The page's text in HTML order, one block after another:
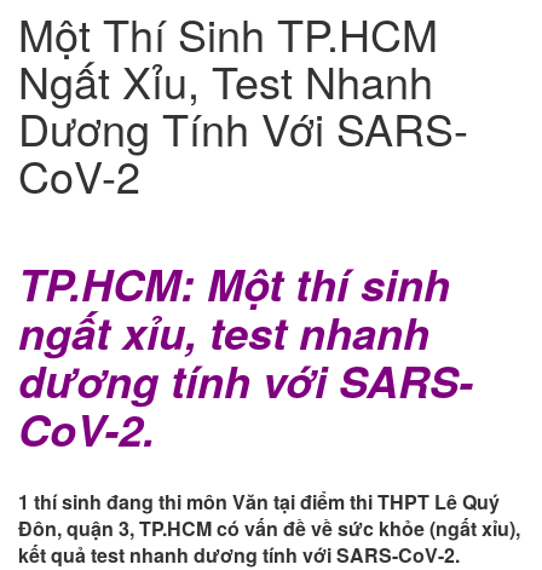
Một Thí Sinh TP.HCM
Ngất Xỉu, Test Nhanh
Dương Tính Với SARS-
CoV-2
TP.HCM: Một thí sinh
ngất xỉu, test nhanh
dương tính với SARS-
CoV-2.
1 thí sinh đang thi môn Văn tại điểm thi THPT Lê Quý
Đôn, quận 3, TP.HCM có vấn đề về sức khỏe (ngất xỉu),
kết quả test nhanh dương tính với SARS-CoV-2.